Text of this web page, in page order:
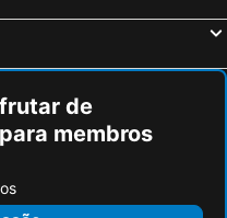
de
membros